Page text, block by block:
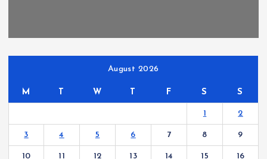
August 2026
M T W T F S S
1 2
3 4 5 6 7 8 9
10 11 12 13 14 15 16